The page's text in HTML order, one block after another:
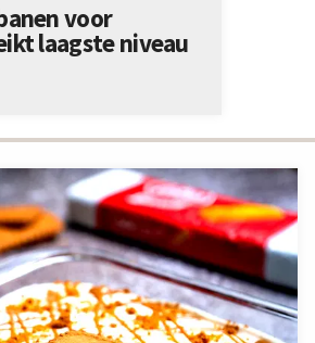
voor
laagste niveau